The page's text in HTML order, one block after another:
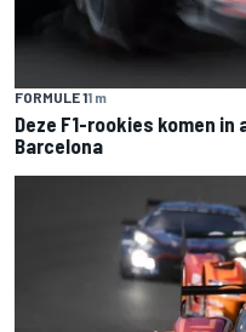
FORMULE 11 m
Deze F1-rookies komen
Barcelona